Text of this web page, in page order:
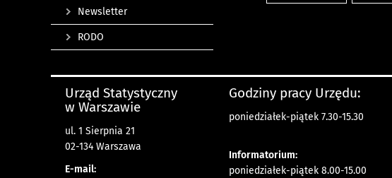
Newsletter
RODO
Urząd Statystyczny
w Warszawie
ul. 1 Sierpnia 21
02-134 Warszawa
E-mail:
Godziny pracy Urzędu:
poniedziałek-piątek 7.30-15.30
Informatorium:
poniedziałek-piątek 8.00-15.00